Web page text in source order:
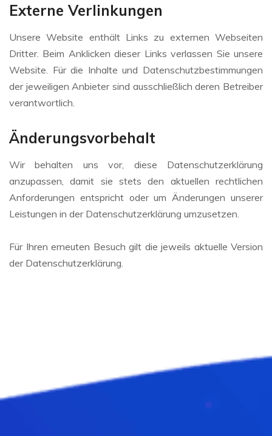
Externe Verlinkungen
Unsere Website enthält Links zu externen Webseiten
Dritter. Beim Anklicken dieser Links verlassen Sie unsere
Website. Für die Inhalte und Datenschutzbestimmungen
der jeweiligen Anbieter sind ausschließlich deren Betreiber
verantwortlich.
Änderungsvorbehalt
Wir behalten uns vor, diese Datenschutzerklärung
anzupassen, damit sie stets den aktuellen rechtlichen
Anforderungen entspricht oder um Änderungen unserer
Leistungen in der Datenschutzerklärung umzusetzen.
Für Ihren erneuten Besuch gilt die jeweils aktuelle Version
der Datenschutzerklärung.